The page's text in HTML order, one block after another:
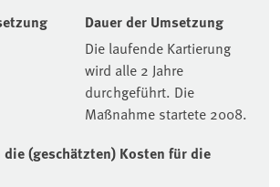
Dauer der Umsetzung
Die laufende Kartierung
wird alle 2 Jahre
durchgeführt. Die
Maßnahme startete 2008.
die (geschätzten) Kosten für die